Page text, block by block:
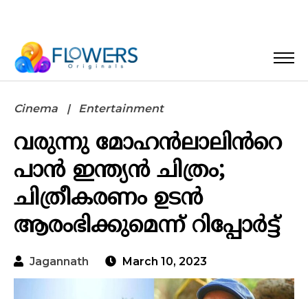
Cinema Entertainment
വരുന്നു മോഹൻലാലിൻറെ
പാൻ ഇന്ത്യൻ ചിത്രം;
ചിത്രീകരണം ഉടൻ
ആരംഭിക്കുമെന്ന് റിപ്പോർട്ട്
Jagannath March 10, 2023